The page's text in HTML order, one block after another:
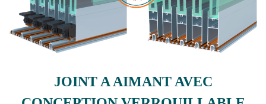
JOINT A AIMANT AVEC